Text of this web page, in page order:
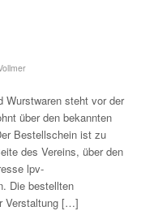
Wurstwaren steht vor der
über den bekannten
Bestellschein ist zu
des Vereins, über den
lpv-
Die bestellten
Verstaltung […]